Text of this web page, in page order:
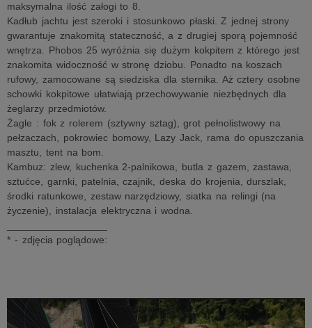
maksymalna ilość załogi to 8.
Kadłub jachtu jest szeroki i stosunkowo płaski. Z jednej strony
gwarantuje znakomitą stateczność, a z drugiej sporą pojemność
wnętrza. Phobos 25 wyróżnia się dużym kokpitem z którego jest
znakomita widoczność w stronę dziobu. Ponadto na koszach
rufowy, zamocowane są siedziska dla sternika. Aż cztery osobne
schowki kokpitowe ułatwiają przechowywanie niezbędnych dla
żeglarzy przedmiotów.
Żagle : fok z rolerem (sztywny sztag), grot pełnolistwowy na
pełzaczach, pokrowiec bomowy, Lazy Jack, rama do opuszczania
masztu, tent na bom.
Kambuz: zlew, kuchenka 2-palnikowa, butla z gazem, zastawa,
sztućce, garnki, patelnia, czajnik, deska do krojenia, durszlak,
środki ratunkowe, zestaw narzędziowy, siatka na relingi (na
życzenie), instalacja elektryczna i wodna.
* - zdjęcia poglądowe: